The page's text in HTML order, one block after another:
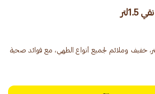
كانولا أولايت 1.5 لتر، خفيف وملائم لجميع أنواع الطهي، مع فوائد صحية